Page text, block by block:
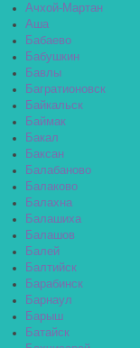
Ачхой-Мартан
Аша
Бабаево
Бабушкин
Бавлы
Багратионовск
Байкальск
Баймак
Бакал
Баксан
Балабаново
Балаково
Балахна
Балашиха
Балашов
Балей
Балтийск
Барабинск
Барнаул
Барыш
Батайск